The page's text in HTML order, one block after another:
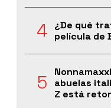
¿De qué
película de
abuelas
Z está